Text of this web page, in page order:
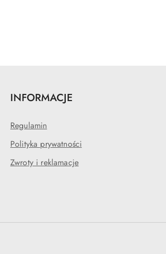
INFORMACJE
Regulamin
Polityka prywatności
Zwroty i reklamacje